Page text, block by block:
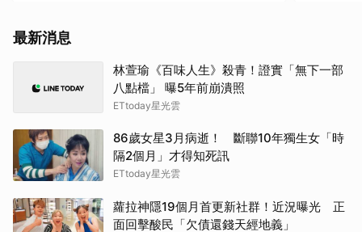
最新消息
林萱瑜《百味人生》殺青！證實「無下一部
八點檔」 曝5年前崩潰照
ETtoday星光雲
86歲女星3月病逝！ 斷聯10年獨生女「時
隔2個月」才得知死訊
ETtoday星光雲
蘿拉神隱19個月首更新社群！近況曝光 正
面回擊酸民「欠債還錢天經地義」